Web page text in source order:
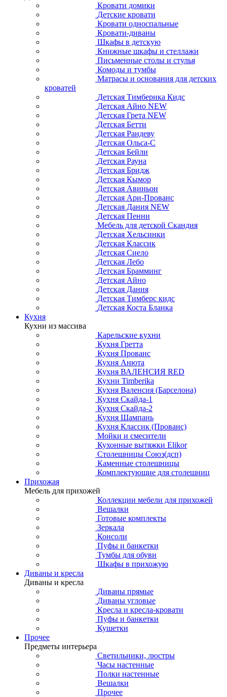
Кровати домики
Детские кровати
Кровати односпальные
Кровати-диваны
Шкафы в детскую
Книжные шкафы и стеллажи
Письменные столы и стулья
Комоды и тумбы
Матрасы и основания для детских
кроватей
Детская Тимберика Кидс
Детская Айно NEW
Детская Грета NEW
Детская Бетти
Детская Рандеву
Детская Ольса-С
Детская Бейли
Детская Рауна
Детская Бридж
Детская Кымор
Детская Авиньон
Детская Ари-Прованс
Детская Дания NEW
Детская Пенни
Мебель для детской Скандия
Детская Хельсинки
Детская Классик
Детская Сиело
Детская Лебо
Детская Брамминг
Детская Айно
Детская Дания
Детская Тимберс кидс
Детская Коста Бланка
Кухня
Кухни из массива
Карельские кухни
Кухня Гретта
Кухня Прованс
Кухня Анюта
Кухня ВАЛЕНСИЯ RED
Кухни Timberika
Кухня Валенсия (Барселона)
Кухня Скайда-1
Кухня Скайда-2
Кухня Шампань
Кухня Классик (Прованс)
Мойки и смесители
Кухонные вытяжки Elikor
Столешницы Союз(дсп)
Каменные столешницы
Комплектующие для столешниц
Прихожая
Мебель для прихожей
Коллекции мебели для прихожей
Вешалки
Готовые комплекты
Зеркала
Консоли
Пуфы и банкетки
Тумбы для обуви
Шкафы в прихожую
Диваны и кресла
Диваны и кресла
Диваны прямые
Диваны угловые
Кресла и кресла-кровати
Пуфы и банкетки
Кушетки
Прочее
Предметы интерьера
Светильники, люстры
Часы настенные
Полки настенные
Вешалки
Прочее